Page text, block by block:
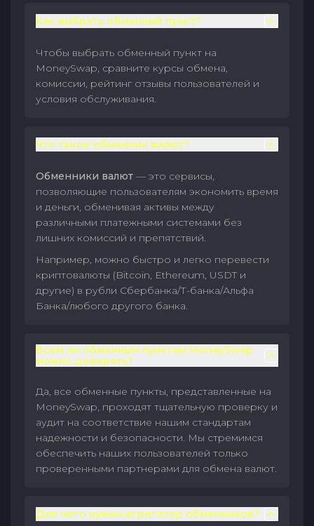
Как выбрать обменный пункт?
Чтобы выбрать обменный пункт на
MoneySwap, сравните курсы обмена,
комиссии, рейтинг отзывы пользователей и
условия обслуживания.
Что такое обменник валют?
Обменники валют — это сервисы,
позволяющие пользователям экономить время
и деньги, обменивая активы между
различными платежными системами без
лишних комиссий и препятствий.
Например, можно быстро и легко перевести
криптовалюты (Bitcoin, Ethereum, USDT и
другие) в рубли Сбербанка/Т-банка/Альфа
Банка/любого другого банка.
Всем ли обменным пунктам MoneySwap
можно доверять?
Да, все обменные пункты, представленные на
MoneySwap, проходят тщательную проверку и
аудит на соответствие нашим стандартам
надежности и безопасности. Мы стремимся
обеспечить наших пользователей только
проверенными партнерами для обмена валют.
Для чего нужен агрегатор обменников?